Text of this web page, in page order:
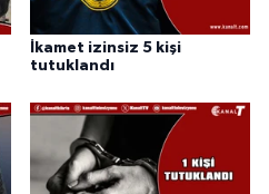
İkamet izinsiz 5 kişi
tutuklandı